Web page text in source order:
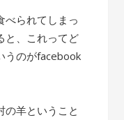
べられてしまっ
と、これってど
うのがfacebook
の羊ということ